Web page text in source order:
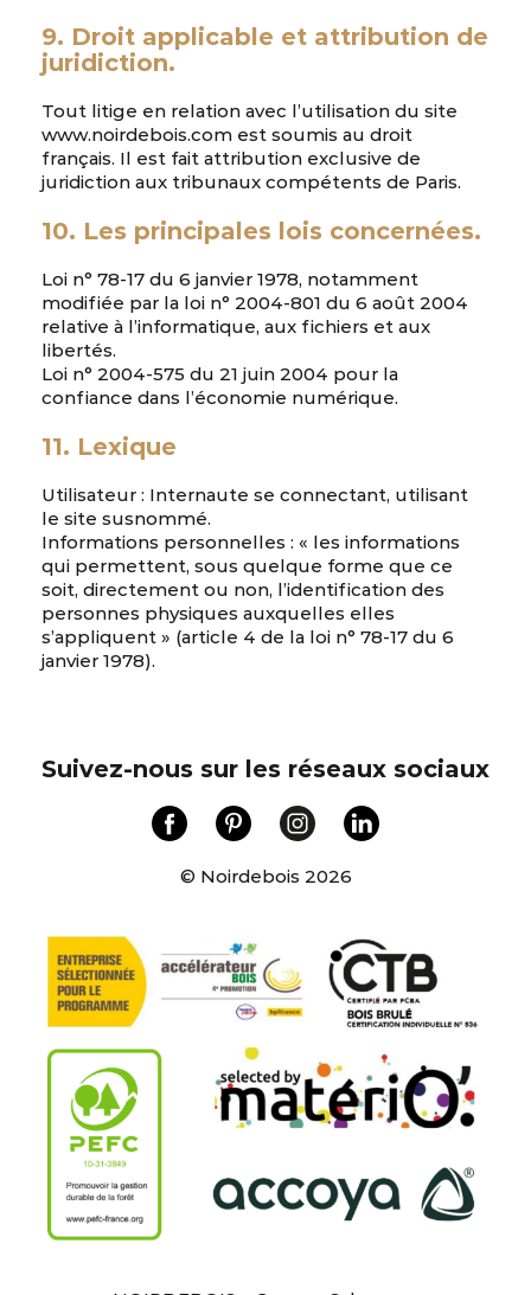
9. Droit applicable et attribution de
juridiction.
Tout litige en relation avec l’utilisation du site
www.noirdebois.com est soumis au droit
français. Il est fait attribution exclusive de
juridiction aux tribunaux compétents de Paris.
10. Les principales lois concernées.
Loi n° 78-17 du 6 janvier 1978, notamment
modifiée par la loi n° 2004-801 du 6 août 2004
relative à l’informatique, aux fichiers et aux
libertés.
Loi n° 2004-575 du 21 juin 2004 pour la
confiance dans l’économie numérique.
11. Lexique
Utilisateur : Internaute se connectant, utilisant
le site susnommé.
Informations personnelles : « les informations
qui permettent, sous quelque forme que ce
soit, directement ou non, l’identification des
personnes physiques auxquelles elles
s’appliquent » (article 4 de la loi n° 78-17 du 6
janvier 1978).
Suivez-nous sur les réseaux sociaux
© Noirdebois 2026